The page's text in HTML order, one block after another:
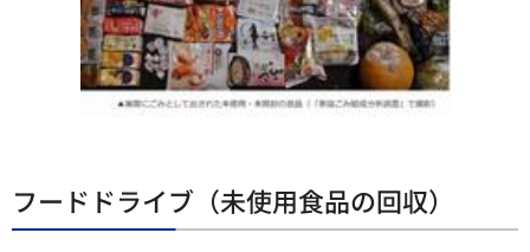
フードドライブ（未使用食品の回収）